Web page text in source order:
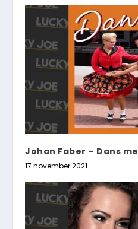
Johan Faber – Dans
17 november 2021